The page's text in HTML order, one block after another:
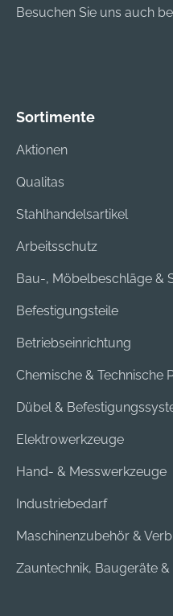
Besuchen Sie uns auch
Sortimente
Aktionen
Qualitas
Stahlhandelsartikel
Arbeitsschutz
Bau-, Möbelbeschläge &
Befestigungsteile
Betriebseinrichtung
Chemische & Technische
Dübel &
Elektrowerkzeuge
Hand- & Messwerkzeuge
Industriebedarf
Maschinenzubehör &
Zauntechnik, Baugeräte